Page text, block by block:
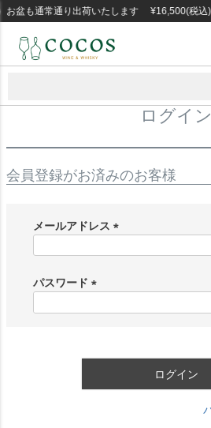
盆も通常通り出荷いたします ¥16,500(税込
ログイン
会員登録がお済みのお客様
メールアドレス
)
パスワード
ログイン